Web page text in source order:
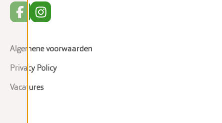
Algemene voorwaarden
Privacy Policy
Vacatures